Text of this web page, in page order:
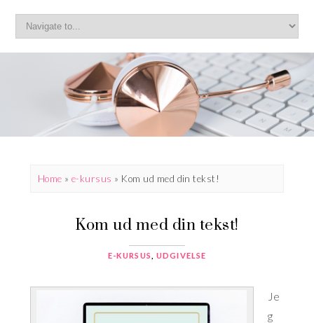
Home » e-kursus » Kom ud med din tekst!
Kom ud med din tekst!
E-KURSUS ,UDGIVELSE
Je
g